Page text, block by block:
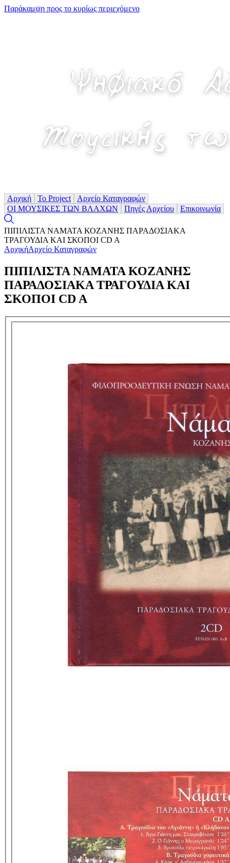
Παράκαμψη προς το κυρίως περιεχόμενο
Αρχική Το Project
Αρχείο Καταγραφών
ΟΙ ΜΟΥΣΙΚΕΣ ΤΩΝ ΒΛΑΧΩΝ
Πηγές Αρχείου Επικοινωνία
ΠΙΠΙΛΙΣΤΑ ΝΑΜΑΤΑ ΚΟΖΑΝΗΣ ΠΑΡΑΔΟΣΙΑΚΑ
ΤΡΑΓΟΥΔΙΑ ΚΑΙ ΣΚΟΠΟΙ CD A
ΑρχικήΑρχείο Καταγραφών
ΠΙΠΙΛΙΣΤΑ ΝΑΜΑΤΑ ΚΟΖΑΝΗΣ
ΠΑΡΑΔΟΣΙΑΚΑ ΤΡΑΓΟΥΔΙΑ ΚΑΙ
ΣΚΟΠΟΙ CD A